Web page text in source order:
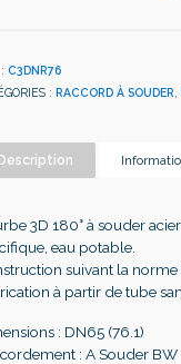
:C3DNR76
:RACCORD À SOUDER
Description
3D 180° à souder
eau potable.
suivant la norme
à partir de tube
: DN65 (76.1)
: A Souder BW